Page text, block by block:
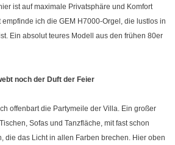
ist auf maximale Privatsphäre und Komfort
ich die GEM H7000-Orgel, die lustlos in
Ein absolut teures Modell aus den frühen 80er
noch der Duft der Feier
offenbart die Partymeile der Villa. Ein großer
Sofas und Tanzfläche, mit fast schon
die das Licht in allen Farben brechen. Hier oben